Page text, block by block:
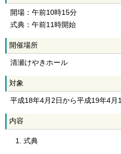
開場：午前10時15分
式典：午前11時開始
開催場所
清瀬けやきホール
対象
平成18年4月2日から平成19年4月
内容
式典